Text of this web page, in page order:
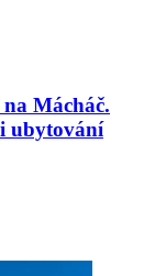
na Mácháč.
ubytování